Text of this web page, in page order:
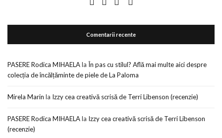
Comentarii recente
PASERE Rodica MIHAELAla În pas cu stilul? Află mai multe aici despre
colecția de încălțăminte de piele de La Paloma
Mirela Marin la Izzy cea creativă scrisă de Terri Libenson (recenzie)
PASERE Rodica MIHAELAla Izzy cea creativă scrisă de Terri Libenson
(recenzie)